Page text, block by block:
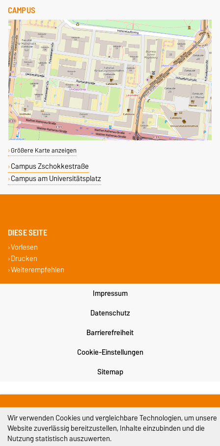
CAMPUS
Größere Karte anzeigen
Campus Zschokkestraße
Campus am Universitätsplatz
DIESE SEITE
Vorlesen
Drucken
Weiterempfehlen
Impressum
Datenschutz
Barrierefreiheit
Cookie-Einstellungen
Sitemap
Wir verwenden Cookies und vergleichbare Technologien, um unsere
Website zuverlässig bereitzustellen, Inhalte einzubinden und die
Nutzung statistisch auszuwerten.